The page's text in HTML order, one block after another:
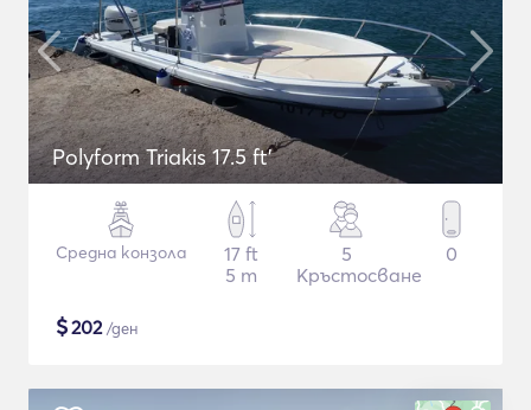
Polyform Triakis 17.5 ft'
Средна конзола
17 ft
5 m
5
Кръстосване
0
$202/ден